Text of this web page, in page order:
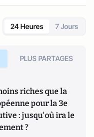
24 Heures 7 Jours
PLUS PARTAGES
riches que la
pour la 3e
: jusqu'où ira le
?